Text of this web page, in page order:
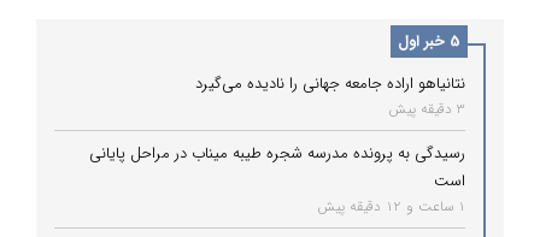
5 خبر اول
نتانیاهو اراده جامعه جهانی را نادیده می‌گیرد
3 دقیقه پیش
رسیدگی به پرونده مدرسه شجره طیبه میناب در مراحل پایانی
است
1 ساعت و 12 دقیقه پیش